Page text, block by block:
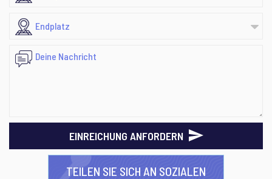
EINREICHUNG ANFORDERN
TEILEN SIE SICH AN SOZIALEN